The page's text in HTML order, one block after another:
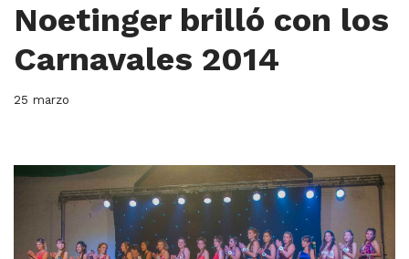
Noetinger brilló con los
Carnavales 2014
25 marzo